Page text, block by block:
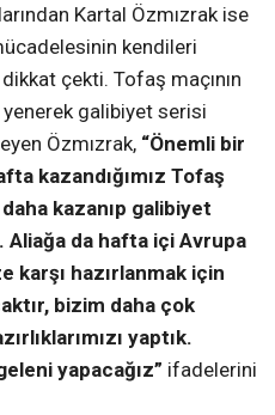
Kartal Özmızrak ise
kendileri
çekti. Tofaş maçının
yenerek galibiyet serisi
Özmızrak, “Önemli bir
kazandığımız Tofaş
kazanıp galibiyet
da hafta içi Avrupa
karşı hazırlanmak için
bizim daha çok
yaptık.
yapacağız” ifadelerini